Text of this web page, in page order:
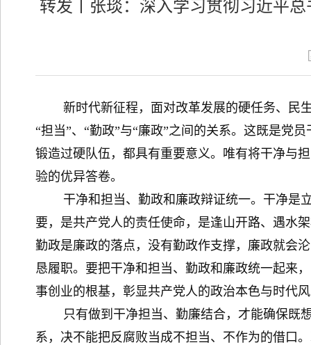
转发丨张琰：深入学习贯彻习近平
新时代新征程，面对改革发展的硬任务、民生
“担当”、“勤政”与“廉政”之间的关系。这既是党
锻造过硬队伍，都具有重要意义。唯有将干净与
验的优异答卷。
干净和担当、勤政和廉政辩证统一。干净是立
要，是共产党人的责任使命，是逢山开路、遇水
勤政是廉政的落点，没有勤政作支撑，廉政就会
恳履职。要把干净和担当、勤政和廉政统一起来
事创业的根基，彰显共产党人的政治本色与时代
只有做到干净担当、勤廉结合，才能确保既想
系，决不能把反腐败当成不担当、不作为的借口